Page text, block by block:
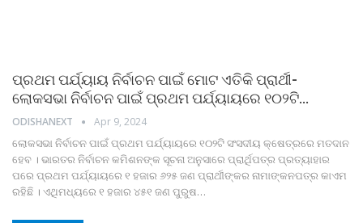
ପ୍ରଥମ ପର୍ଯ୍ୟାୟ ନିର୍ବାଚନ ପାଇଁ ମୋଟ ଏତିକି ପ୍ରାର୍ଥୀ-
ଲୋକସଭା ନିର୍ବାଚନ ପାଇଁ ପ୍ରଥମ ପର୍ଯ୍ୟାୟରେ ୧୦୨ଟି…
ODISHANEXT Apr 9, 2024
ଲୋକସଭା ନିର୍ବାଚନ ପାଇଁ ପ୍ରଥମ ପର୍ଯ୍ୟାୟରେ ୧୦୨ଟି ସଂସଦୀୟ କ୍ଷେତ୍ରରେ ମତଦାନ
ହେବ । ଭାରତର ନିର୍ବାଚନ କମିଶନଙ୍କ ସୂଚନା ଅନୁସାରେ ପ୍ରାର୍ଥିପତ୍ର ପ୍ରତ୍ୟାହାର
ପରେ ପ୍ରଥମ ପର୍ଯ୍ୟାୟରେ ୧ ହଜାର ୬୨୫ ଜଣ ପ୍ରାର୍ଥୀଙ୍କର ନାମାଙ୍କନପତ୍ର କାଏମ
ରହିଛି । ଏଥିମଧ୍ୟରେ ୧ ହଜାର ୪୫୧ ଜଣ ପୁରୁଷ…